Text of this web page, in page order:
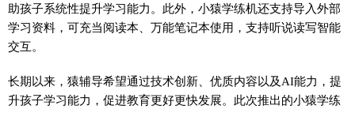
助孩子系统性提升学习能力。此外，小猿学练机还支持导入外部
学习资料，可充当阅读本、万能笔记本使用，支持听说读写智能
交互。
长期以来，猿辅导希望通过技术创新、优质内容以及AI能力，提
升孩子学习能力，促进教育更好更快发展。此次推出的小猿学练